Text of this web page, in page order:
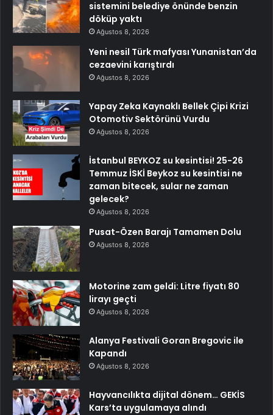
sistemini belediye önünde benzin
döküp yaktı
Ağustos 8, 2026
Yeni nesil Türk mafyası Yunanistan’da
cezaevini karıştırdı
Ağustos 8, 2026
Yapay Zeka Kaynaklı Bellek Çipi Krizi
Otomotiv Sektörünü Vurdu
Ağustos 8, 2026
İstanbul BEYKOZ su kesintisi! 25-26
Temmuz İSKİ Beykoz su kesintisi ne
zaman bitecek, sular ne zaman
gelecek?
Ağustos 8, 2026
Pusat-Özen Barajı Tamamen Dolu
Ağustos 8, 2026
Motorine zam geldi: Litre fiyatı 80
lirayı geçti
Ağustos 8, 2026
Alanya Festivali Goran Bregovic ile
Kapandı
Ağustos 8, 2026
Hayvancılıkta dijital dönem… GEKİS
Kars’ta uygulamaya alındı